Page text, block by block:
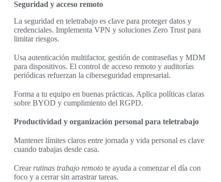
Seguridad y acceso remoto
La seguridad en teletrabajo es clave para proteger datos y
credenciales. Implementa VPN y soluciones Zero Trust para
limitar riesgos.
Usa autenticación multifactor, gestión de contraseñas y MDM
para dispositivos. El control de acceso remoto y auditorías
periódicas refuerzan la ciberseguridad empresarial.
Forma a tu equipo en buenas prácticas. Aplica políticas claras
sobre BYOD y cumplimiento del RGPD.
Productividad y organización personal para teletrabajo
Mantener límites claros entre jornada y vida personal es clave
cuando trabajas desde casa.
Crear rutinas trabajo remoto te ayuda a comenzar el día con
foco y a cerrar sin arrastrar tareas.